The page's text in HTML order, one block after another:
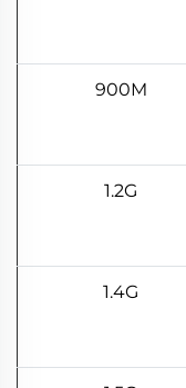
900M
1.2G
1.4G